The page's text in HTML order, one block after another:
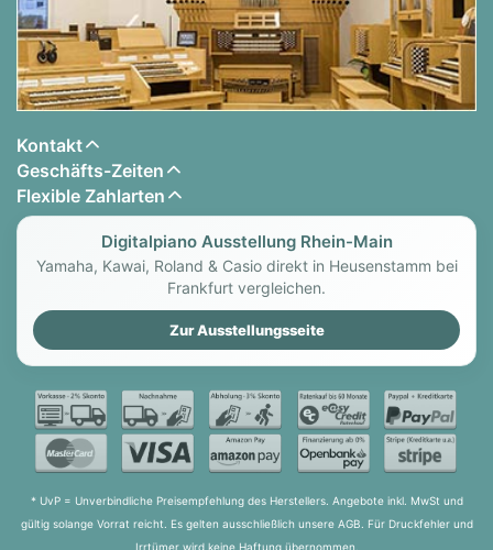
Kontakt
Geschäfts-Zeiten
Flexible Zahlarten
Digitalpiano Ausstellung Rhein-Main
Yamaha, Kawai, Roland & Casio direkt in Heusenstamm bei
Frankfurt vergleichen.
Zur Ausstellungsseite
* UvP = Unverbindliche Preisempfehlung des Herstellers. Angebote inkl. MwSt und
gültig solange Vorrat reicht. Es gelten ausschließlich unsere AGB. Für Druckfehler und
Irrtümer wird keine Haftung übernommen.